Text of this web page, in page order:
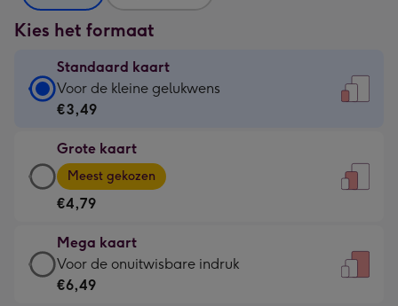
Kies het formaat
Standaard kaart
Standaard
kaart
€3,49
-
Voor
kleine
gelukwens
-
Voor de kleine gelukwens
€3,49
Grote kaart
Grote
kaart
-
€4,79
-
Meest
gekozen
Meest gekozen
€4,79
Mega kaart
Mega
kaart
Voor de onuitwisbare indruk
€6,49